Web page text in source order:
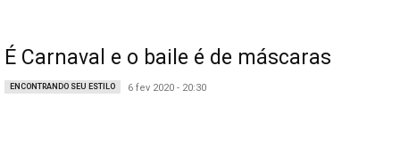
É Carnaval e o baile é de máscaras
ENCONTRANDO SEU ESTILO 6 fev 2020 - 20:30